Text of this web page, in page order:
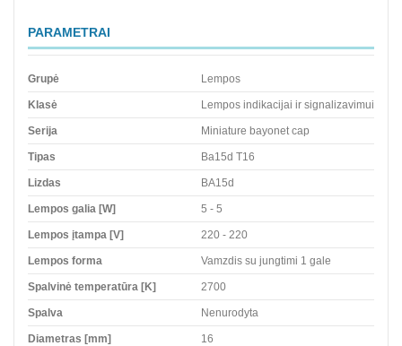
PARAMETRAI
Grupė Lempos
Klasė Lempos indikacijai ir signalizavimui
Serija Miniature bayonet cap
Tipas Ba15d T16
Lizdas BA15d
Lempos galia [W] 5 - 5
Lempos įtampa [V] 220 - 220
Lempos forma Vamzdis su jungtimi 1 gale
Spalvinė temperatūra [K] 2700
Spalva Nenurodyta
Diametras [mm] 16